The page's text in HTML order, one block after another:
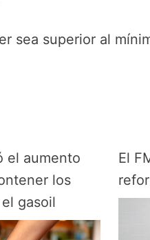
sea superior al
el aumento
los
gasoil
El